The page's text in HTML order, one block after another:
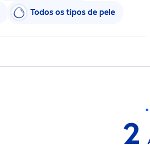
Todos os tipos de pele
2